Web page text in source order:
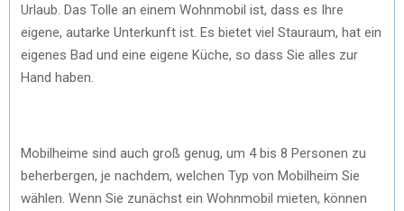
Urlaub. Das Tolle an einem Wohnmobil ist, dass es Ihre
eigene, autarke Unterkunft ist. Es bietet viel Stauraum, hat ein
eigenes Bad und eine eigene Küche, so dass Sie alles zur
Hand haben.
Mobilheime sind auch groß genug, um 4 bis 8 Personen zu
beherbergen, je nachdem, welchen Typ von Mobilheim Sie
wählen. Wenn Sie zunächst ein Wohnmobil mieten, können